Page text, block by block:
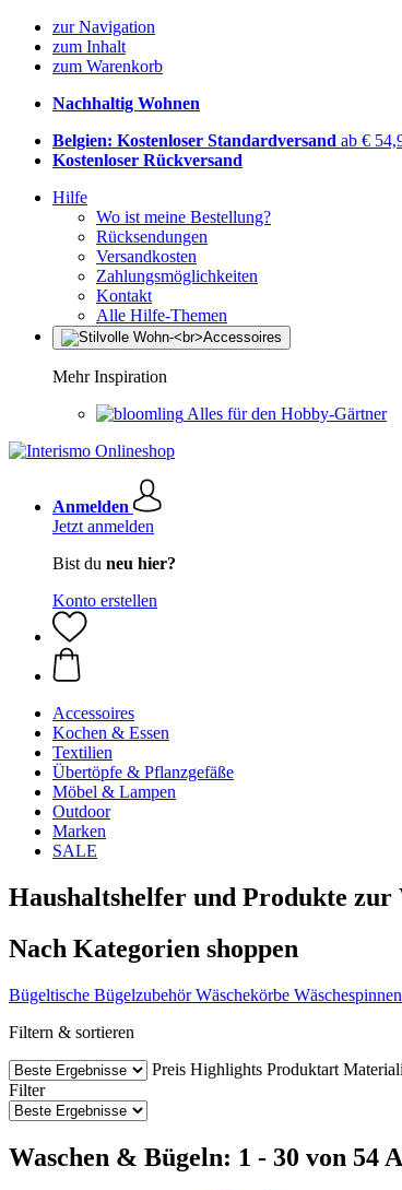
zur Navigation
zum Inhalt
zum Warenkorb
Nachhaltig Wohnen
Belgien: Kostenloser Standardversand ab €
Kostenloser Rückversand
Hilfe
Wo ist meine Bestellung?
Rücksendungen
Versandkosten
Zahlungsmöglichkeiten
Kontakt
Alle Hilfe-Themen
Mehr Inspiration
Alles für den Hobby-Gärtner
Anmelden
Jetzt anmelden
Bist du neu hier?
Konto erstellen
Accessoires
Kochen & Essen
Textilien
Übertöpfe & Pflanzgefäße
Möbel & Lampen
Outdoor
Marken
SALE
Haushaltshelfer und Produkte zur
Nach Kategorien shoppen
Bügeltische Bügelzubehör Wäschekörbe
Filtern & sortieren
Preis Highlights Produktart
Filter
Waschen & Bügeln: 1 - 30 von 54